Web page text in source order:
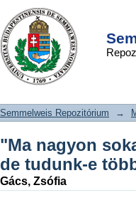
"Ma nagyon
apróka
többet az
DSpace/Manakin
Semmelweis Repozitórium →
"Ma nagyon
de tudunk-e
Gács, Zsófia